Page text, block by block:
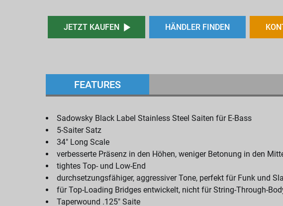
JETZT KAUFEN HÄNDLER FINDEN
FEATURES
Sadowsky Black Label Stainless Steel Saiten für E-Bass
5-Saiter Satz
34" Long Scale
verbesserte Präsenz in den Höhen, weniger Betonung in den
tightes Top- und Low-End
durchsetzungsfähiger, aggressiver Tone, perfekt für Funk und
für Top-Loading Bridges entwickelt, nicht für String-Through-
Taperwound .125" Saite